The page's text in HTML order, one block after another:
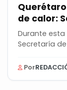
de calor:
Durante
Secretaría
Por